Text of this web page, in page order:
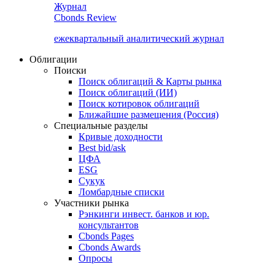
Журнал
Cbonds Review
ежеквартальный аналитический журнал
Облигации
Поиски
Поиск облигаций & Карты рынка
Поиск облигаций (ИИ)
Поиск котировок облигаций
Ближайшие размещения (Россия)
Специальные разделы
Кривые доходности
Best bid/ask
ЦФА
ESG
Сукук
Ломбардные списки
Участники рынка
Рэнкинги инвест. банков и юр.
консультантов
Cbonds Pages
Cbonds Awards
Опросы